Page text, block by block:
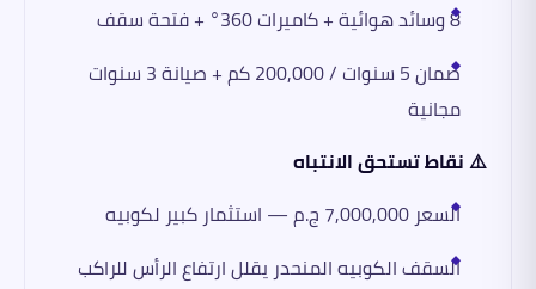
8 وسائد هوائية + كاميرات 360° + فتحة سقف
ضمان 5 سنوات / 200,000 كم + صيانة 3 سنوات
مجانية
⚠️ نقاط تستحق الانتباه
السعر 7,000,000 ج.م — استثمار كبير لكوبيه
السقف الكوبيه المنحدر يقلل ارتفاع الرأس للراكب